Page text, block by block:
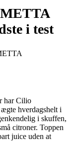
i test
har Cilio
hverdagshelt i
i skuffen,
citroner. Toppen
juice uden at